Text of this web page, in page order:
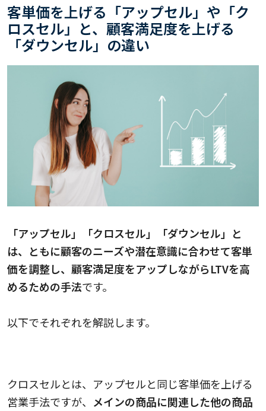
客単価を上げる「アップセル」や「ク
ロスセル」と、顧客満足度を上げる
「ダウンセル」の違い
「アップセル」「クロスセル」「ダウンセル」と
は、ともに顧客のニーズや潜在意識に合わせて客単
価を調整し、顧客満足度をアップしながらLTVを高
めるための手法です。
以下でそれぞれを解説します。
クロスセルとは、アップセルと同じ客単価を上げる
営業手法ですが、 メインの商品に関連した他の商品